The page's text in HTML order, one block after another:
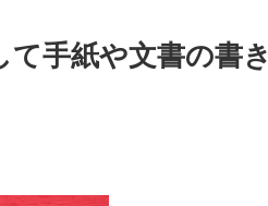
て手紙や文書の書き